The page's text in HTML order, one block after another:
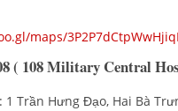
maps/
( 108 Military Central
1 Trần Hưng Đạo, Hai Bà